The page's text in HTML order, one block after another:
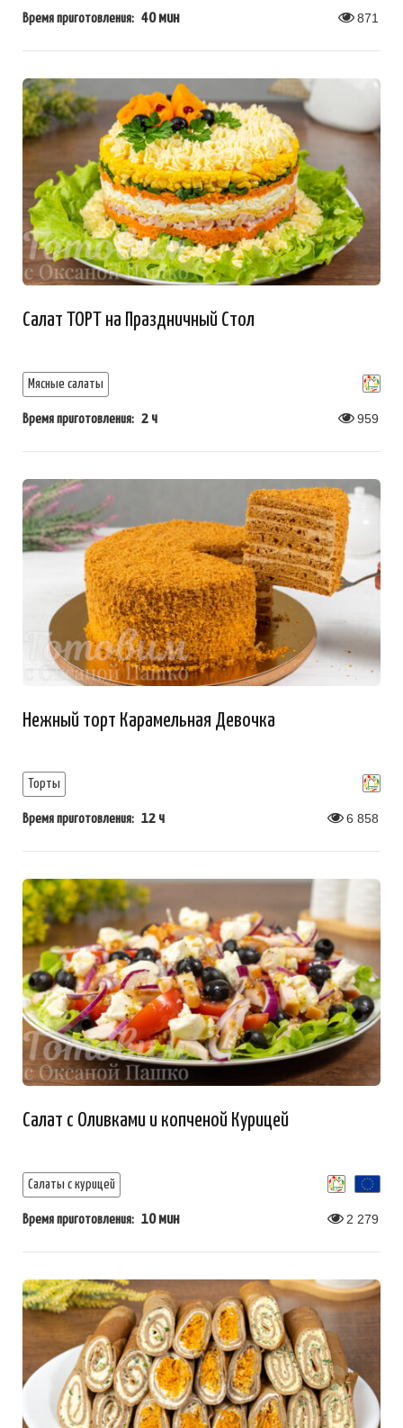
Время приготовления: 40 мин 871
Салат ТОРТ на Праздничный Стол
Мясные салаты
Время приготовления: 2 ч 959
Нежный торт Карамельная Девочка
Торты
Время приготовления: 12 ч 6 858
Салат с Оливками и копченой Курицей
Салаты с курицей
Время приготовления: 10 мин 2 279